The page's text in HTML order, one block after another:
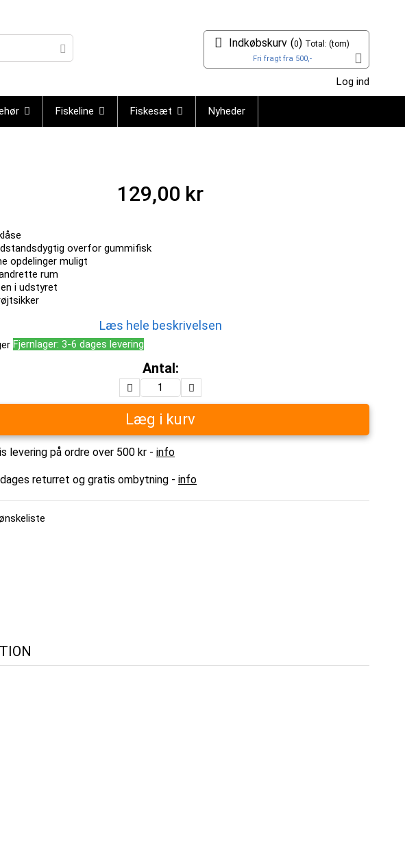
Indkøbskurv (0) Total: (tom)
Fri fragt fra 500,-
Log ind
Fiskeline Fiskesæt Nyheder
129,00 kr
overfor gummifisk
opdelinger muligt
rum
i udstyret
Læs hele beskrivelsen
Fjernlager: 3-6 dages levering
Antal:
Læg i kurv
levering på ordre over 500 kr - info
returret og gratis ombytning - info